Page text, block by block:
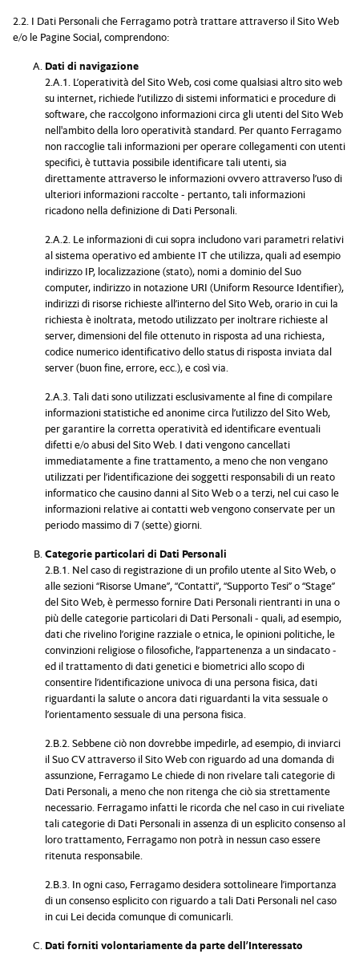
2.2. I Dati Personali che Ferragamo potrà trattare attraverso il Sito Web
e/o le Pagine Social, comprendono:
Dati di navigazione
2.A.1. L’operatività del Sito Web, cosi come qualsiasi altro sito web
su internet, richiede l’utilizzo di sistemi informatici e procedure di
software, che raccolgono informazioni circa gli utenti del Sito Web
nell'ambito della loro operatività standard. Per quanto Ferragamo
non raccoglie tali informazioni per operare collegamenti con utenti
specifici, è tuttavia possibile identificare tali utenti, sia
direttamente attraverso le informazioni ovvero attraverso l’uso di
ulteriori informazioni raccolte - pertanto, tali informazioni
ricadono nella definizione di Dati Personali.
2.A.2. Le informazioni di cui sopra includono vari parametri relativi
al sistema operativo ed ambiente IT che utilizza, quali ad esempio
indirizzo IP, localizzazione (stato), nomi a dominio del Suo
computer, indirizzo in notazione URI (Uniform Resource Identifier),
indirizzi di risorse richieste all’interno del Sito Web, orario in cui la
richiesta è inoltrata, metodo utilizzato per inoltrare richieste al
server, dimensioni del file ottenuto in risposta ad una richiesta,
codice numerico identificativo dello status di risposta inviata dal
server (buon fine, errore, ecc.), e così via.
2.A.3. Tali dati sono utilizzati esclusivamente al fine di compilare
informazioni statistiche ed anonime circa l’utilizzo del Sito Web,
per garantire la corretta operatività ed identificare eventuali
difetti e/o abusi del Sito Web. I dati vengono cancellati
immediatamente a fine trattamento, a meno che non vengano
utilizzati per l’identificazione dei soggetti responsabili di un reato
informatico che causino danni al Sito Web o a terzi, nel cui caso le
informazioni relative ai contatti web vengono conservate per un
periodo massimo di 7 (sette) giorni.
Categorie particolari di Dati Personali
2.B.1. Nel caso di registrazione di un profilo utente al Sito Web, o
alle sezioni “Risorse Umane”, “Contatti”, “Supporto Tesi” o “Stage”
del Sito Web, è permesso fornire Dati Personali rientranti in una o
più delle categorie particolari di Dati Personali - quali, ad esempio,
dati che rivelino l’origine razziale o etnica, le opinioni politiche, le
convinzioni religiose o filosofiche, l’appartenenza a un sindacato -
ed il trattamento di dati genetici e biometrici allo scopo di
consentire l’identificazione univoca di una persona fisica, dati
riguardanti la salute o ancora dati riguardanti la vita sessuale o
l’orientamento sessuale di una persona fisica.
2.B.2. Sebbene ciò non dovrebbe impedirle, ad esempio, di inviarci
il Suo CV attraverso il Sito Web con riguardo ad una domanda di
assunzione, Ferragamo Le chiede di non rivelare tali categorie di
Dati Personali, a meno che non ritenga che ciò sia strettamente
necessario. Ferragamo infatti le ricorda che nel caso in cui riveliate
tali categorie di Dati Personali in assenza di un esplicito consenso al
loro trattamento, Ferragamo non potrà in nessun caso essere
ritenuta responsabile.
2.B.3. In ogni caso, Ferragamo desidera sottolineare l’importanza
di un consenso esplicito con riguardo a tali Dati Personali nel caso
in cui Lei decida comunque di comunicarli.
Dati forniti volontariamente da parte dell’Interessato